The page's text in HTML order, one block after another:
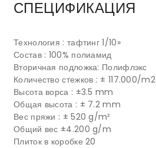
СПЕЦИФИКАЦИЯ
Технология : тафтинг 1/10»
Состав : 100% полиамид
Вторичная подложка: Полифлэкс
Количество стежков : ± 117.000/m2
Высота ворса : ±3.5 mm
Общая высота : ± 7.2 mm
Вес пряжи : ± 520 g/m²
Общий вес ±4.200 g/m
Плиток в коробке 20